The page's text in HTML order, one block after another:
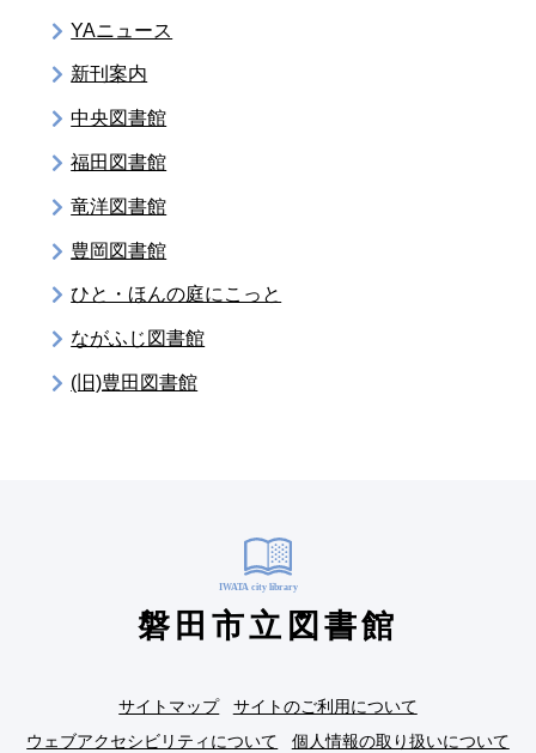
YAニュース
新刊案内
中央図書館
福田図書館
竜洋図書館
豊岡図書館
ひと・ほんの庭にこっと
ながふじ図書館
(旧)豊田図書館
磐田市立図書館
サイトマップ
サイトのご利用について
ウェブアクセシビリティについて
個人情報の取り扱いについて